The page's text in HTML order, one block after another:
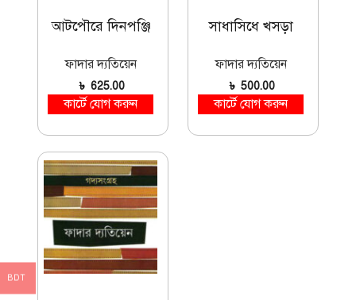
আটপৌরে দিনপঞ্জি
ফাদার দ্যতিয়েন
৳ 625.00
কার্টে যোগ করুন
সাধাসিধে খসড়া
ফাদার দ্যতিয়েন
৳ 500.00
কার্টে যোগ করুন
BDT